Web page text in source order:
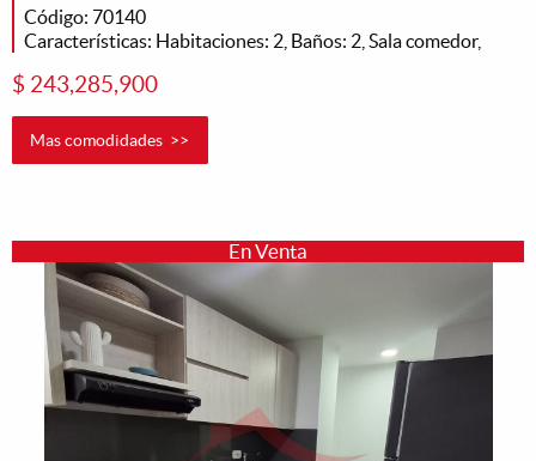
Código: 70140
Características: Habitaciones: 2, Baños: 2, Sala comedor,
$ 243,285,900
Mas comodidades >>
En Venta